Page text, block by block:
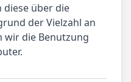
diese über die
der Vielzahl an
die Benutzung